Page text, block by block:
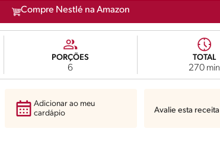
Compre Nestlé na Amazon
PORÇÕES
6
TOTAL
270 min
Adicionar ao meu
cardápio
Avalie esta receita